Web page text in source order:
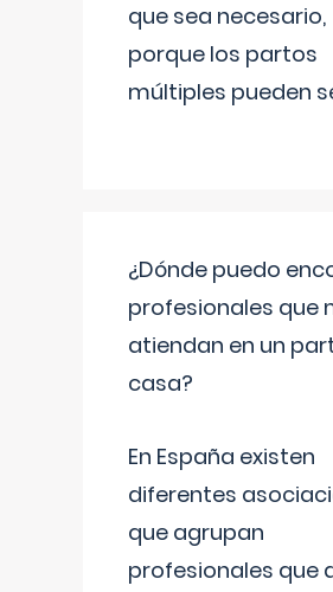
que sea necesario,
porque los partos
múltiples pueden
¿Dónde puedo
profesionales que
atiendan en un
casa?
En España existen
diferentes
que agrupan
profesionales que